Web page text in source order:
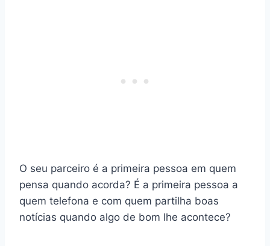
O seu parceiro é a primeira pessoa em quem
pensa quando acorda? É a primeira pessoa a
quem telefona e com quem partilha boas
notícias quando algo de bom lhe acontece?